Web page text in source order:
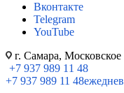
Вконтакте
Telegram
YouTube
г. Самара,
+7 937 989 11 48
+7 937 989 11 48